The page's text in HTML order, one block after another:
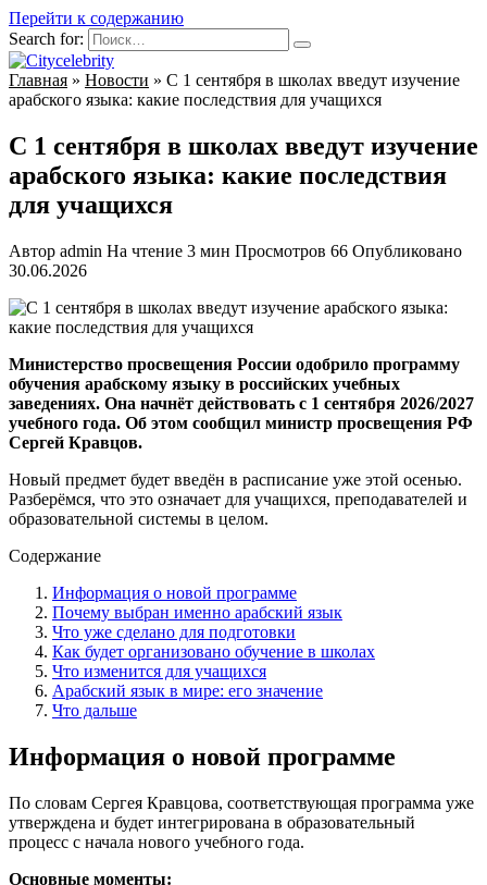
Перейти к содержанию
Search for:
Главная » Новости » С 1 сентября в школах введут изучение
арабского языка: какие последствия для учащихся
С 1 сентября в школах введут изучение
арабского языка: какие последствия
для учащихся
Автор admin На чтение 3 мин Просмотров 66 Опубликовано
30.06.2026
Министерство просвещения России одобрило программу
обучения арабскому языку в российских учебных
заведениях. Она начнёт действовать с 1 сентября 2026/2027
учебного года. Об этом сообщил министр просвещения РФ
Сергей Кравцов.
Новый предмет будет введён в расписание уже этой осенью.
Разберёмся, что это означает для учащихся, преподавателей и
образовательной системы в целом.
Содержание
Информация о новой программе
Почему выбран именно арабский язык
Что уже сделано для подготовки
Как будет организовано обучение в школах
Что изменится для учащихся
Арабский язык в мире: его значение
Что дальше
Информация о новой программе
По словам Сергея Кравцова, соответствующая программа уже
утверждена и будет интегрирована в образовательный
процесс с начала нового учебного года.
Основные моменты: